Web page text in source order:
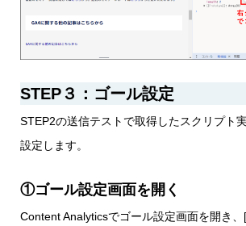
STEP３：ゴール設定
STEP2の送信テストで取得したスクリプト
設定します。
①ゴール設定画面を開く
Content Analyticsでゴール設定画面を開き